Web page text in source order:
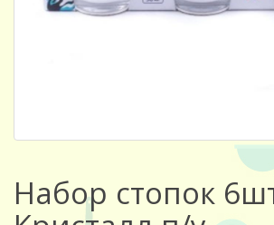
Набор стопок